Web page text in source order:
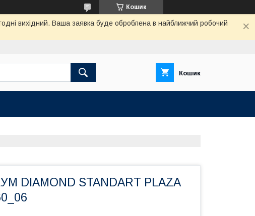
Кошик
вихідний. Ваша заявка буде оброблена в найближчий робочий
Кошик
DIAMOND STANDART PLAZA